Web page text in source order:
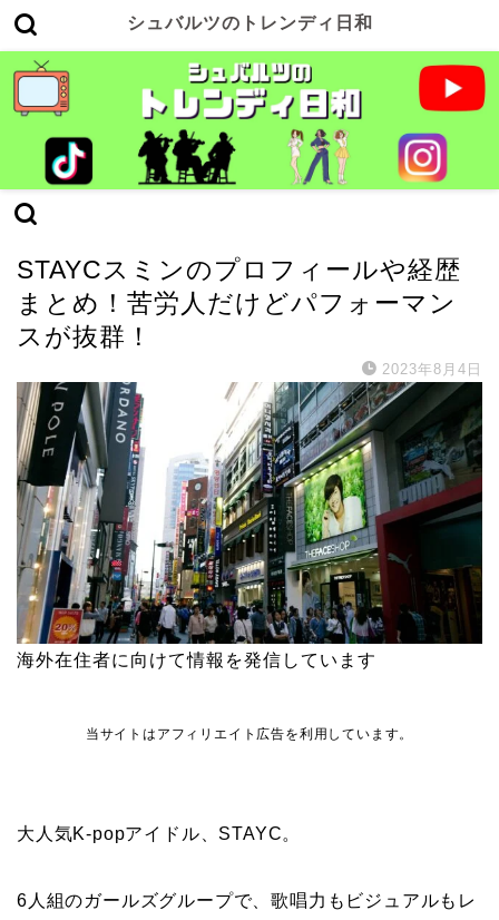
シュバルツのトレンディ日和
STAYCスミンのプロフィールや経歴
まとめ！苦労人だけどパフォーマン
スが抜群！
2023年8月4日
海外在住者に向けて情報を発信しています
当サイトはアフィリエイト広告を利用しています。
大人気K-popアイドル、STAYC。
6人組のガールズグループで、歌唱力もビジュアルもレ